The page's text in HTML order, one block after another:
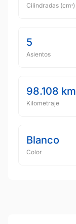
Cilindradas (cmᵌ)
5
Asientos
98.108 km
Kilometraje
Blanco
Color